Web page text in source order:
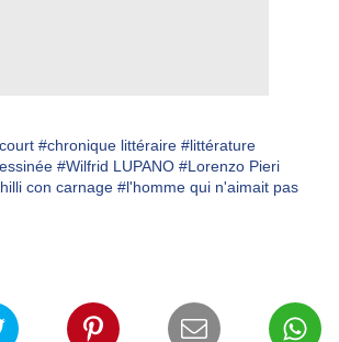
#chronique littéraire #littérature
#Wilfrid LUPANO #Lorenzo Pieri
con carnage #l'homme qui n'aimait pas